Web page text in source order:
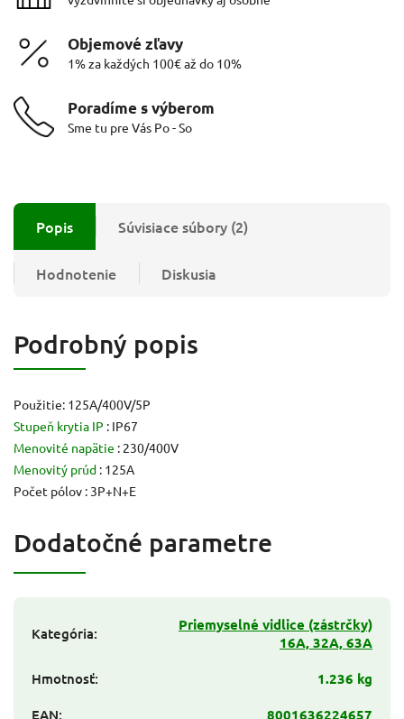
Objemové zľavy
1% za každých 100€ až do 10%
Poradíme s výberom
Sme tu pre Vás Po - So
Popis Súvisiace súbory (2)
Hodnotenie Diskusia
Podrobný popis
Použitie: 125A/400V/5P
Stupeň krytia IP : IP67
Menovité napätie : 230/400V
Menovitý prúd : 125A
Počet pólov : 3P+N+E
Dodatočné parametre
Kategória:
Priemyselné vidlice (zástrčky)
16A, 32A, 63A
Hmotnosť:
1.236 kg
EAN: 8001636224657